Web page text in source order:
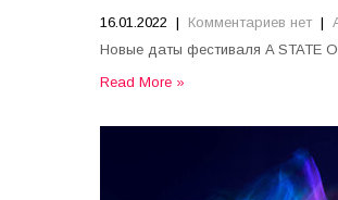
16.01.2022 | Комментариев нет |
Новые даты фестиваля A STATE
Read More »